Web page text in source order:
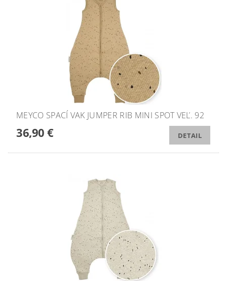
MEYCO SPACÍ VAK JUMPER RIB MINI SPOT VEĽ. 92
36,90 € DETAIL